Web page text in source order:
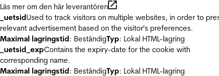
Läs mer om den här leverantören
_uetsidUsed to track visitors on multiple websites, in order to
relevant advertisement based on the visitor's preferences.
Maximal lagringstid: BeständigTyp: Lokal HTML-lagring
_uetsid_expContains the expiry-date for the cookie with
corresponding name.
Maximal lagringstid: BeständigTyp: Lokal HTML-lagring